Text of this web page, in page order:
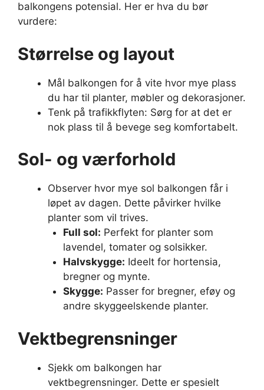
balkongens potensial. Her er hva du bør
vurdere:
Størrelse og layout
Mål balkongen for å vite hvor mye plass
du har til planter, møbler og dekorasjoner.
Tenk på trafikkflyten: Sørg for at det er
nok plass til å bevege seg komfortabelt.
Sol- og værforhold
Observer hvor mye sol balkongen får i
løpet av dagen. Dette påvirker hvilke
planter som vil trives.
Full sol: Perfekt for planter som
lavendel, tomater og solsikker.
Halvskygge: Ideelt for hortensia,
bregner og mynte.
Skygge: Passer for bregner, eføy og
andre skyggeelskende planter.
Vektbegrensninger
Sjekk om balkongen har
vektbegrensninger. Dette er spesielt